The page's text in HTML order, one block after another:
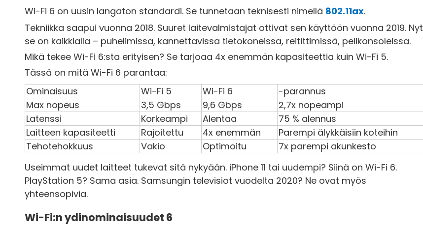
Wi-Fi 6 on uusin langaton standardi. Se tunnetaan teknisesti nimellä 802.11ax.
Tekniikka saapui vuonna 2018. Suuret laitevalmistajat ottivat sen käyttöön vuonna 2019. Nyt
se on kaikkialla – puhelimissa, kannettavissa tietokoneissa, reitittimissä, pelikonsoleissa.
Mikä tekee Wi-Fi 6:sta erityisen? Se tarjoaa 4x enemmän kapasiteettia kuin Wi-Fi 5.
Tässä on mitä Wi-Fi 6 parantaa:
Ominaisuus
Wi-Fi 5 Wi-Fi 6
-parannus
Max nopeus
3,5 Gbps 9,6 Gbps
2,7x nopeampi
Latenssi
Korkeampi Alentaa
75 % alennus
Laitteen kapasiteetti
Rajoitettu 4x enemmän
Parempi älykkäisiin koteihin
Tehotehokkuus
Vakio Optimoitu
7x parempi akunkesto
Useimmat uudet laitteet tukevat sitä nykyään. iPhone 11 tai uudempi? Siinä on Wi-Fi 6.
PlayStation 5? Sama asia. Samsungin televisiot vuodelta 2020? Ne ovat myös
yhteensopivia.
Wi-Fi:n ydinominaisuudet 6